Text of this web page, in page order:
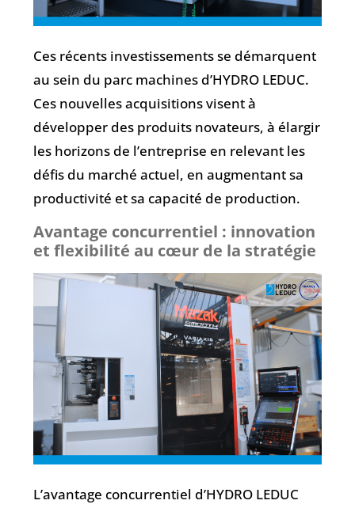
Ces récents investissements se démarquent
au sein du parc machines d’HYDRO LEDUC.
Ces nouvelles acquisitions visent à
développer des produits novateurs, à élargir
les horizons de l’entreprise en relevant les
défis du marché actuel, en augmentant sa
productivité et sa capacité de production.
Avantage concurrentiel : innovation
et flexibilité au cœur de la stratégie
L’avantage concurrentiel d’HYDRO LEDUC